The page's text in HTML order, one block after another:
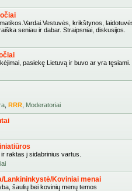
krikštynos,
seniau ir dabar. Straipsniai, diskusijos.
pasiekę Lietuvą ir buvo ar yra tęsiami.
RRR Moderatoriai
raktas į sidabrinius vartus.
Koviniai menai
šaulių bei kovinių menų temos